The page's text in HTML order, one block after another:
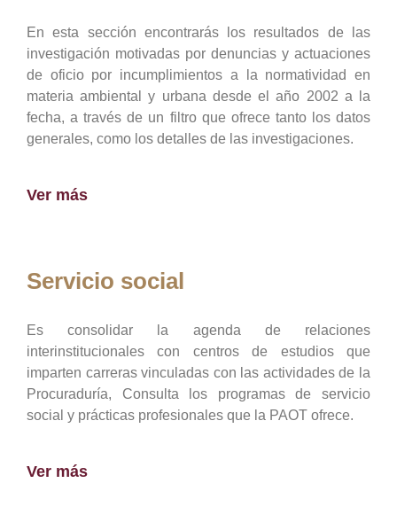
En esta sección encontrarás los resultados de las
investigación motivadas por denuncias y actuaciones
de oficio por incumplimientos a la normatividad en
materia ambiental y urbana desde el año 2002 a la
fecha, a través de un filtro que ofrece tanto los datos
generales, como los detalles de las investigaciones.
Ver más
Servicio social
Es consolidar la agenda de relaciones
interinstitucionales con centros de estudios que
imparten carreras vinculadas con las actividades de la
Procuraduría, Consulta los programas de servicio
social y prácticas profesionales que la PAOT ofrece.
Ver más